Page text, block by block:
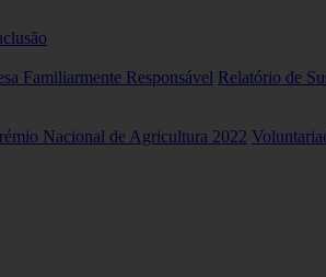
Familiarmente Responsável Relatório de
Nacional de Agricultura 2022